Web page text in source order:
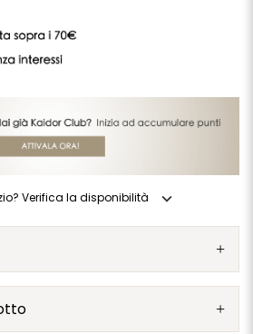
Verifica la disponibilità expand_more